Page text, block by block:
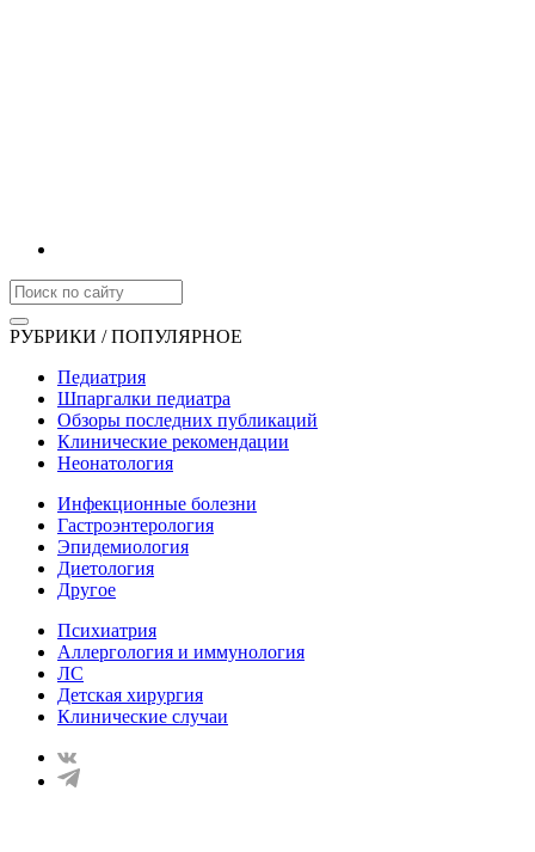
РУБРИКИ / ПОПУЛЯРНОЕ
Педиатрия
Шпаргалки педиатра
Обзоры последних публикаций
Клинические рекомендации
Неонатология
Инфекционные болезни
Гастроэнтерология
Эпидемиология
Диетология
Другое
Психиатрия
Аллергология и иммунология
ЛС
Детская хирургия
Клинические случаи